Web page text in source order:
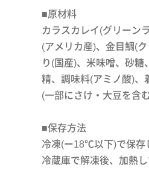
■原材料
カラスカレイ(グリーン
(アメリカ産)、金目鯛(
り(国産)、米味噌、砂
精、調味料(アミノ酸)、
(一部にさけ・大豆を含
■保存方法
冷凍(ー18℃以下)で保存
冷蔵庫で解凍後、加熱